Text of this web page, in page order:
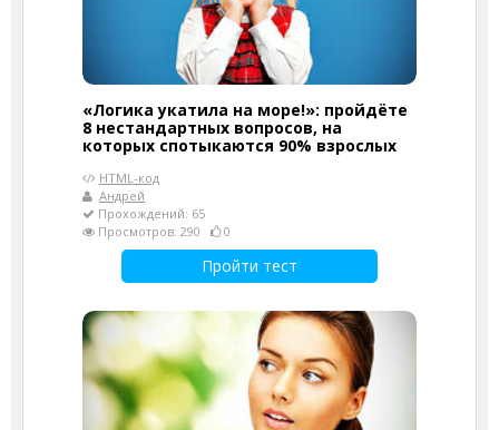
«Логика укатила на море!»: пройдёте
8 нестандартных вопросов, на
которых спотыкаются 90% взрослых
HTML-код
Андрей
Прохождений: 65
Просмотров: 290
0
Пройти тест